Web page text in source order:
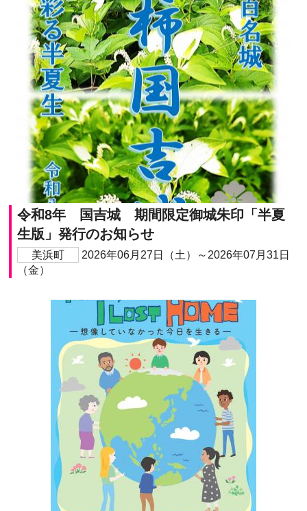
令和8年 国吉城 期間限定御城朱印「半夏
生版」発行のお知らせ
美浜町
2026年06月27日（土）～2026年07月31日
（金）